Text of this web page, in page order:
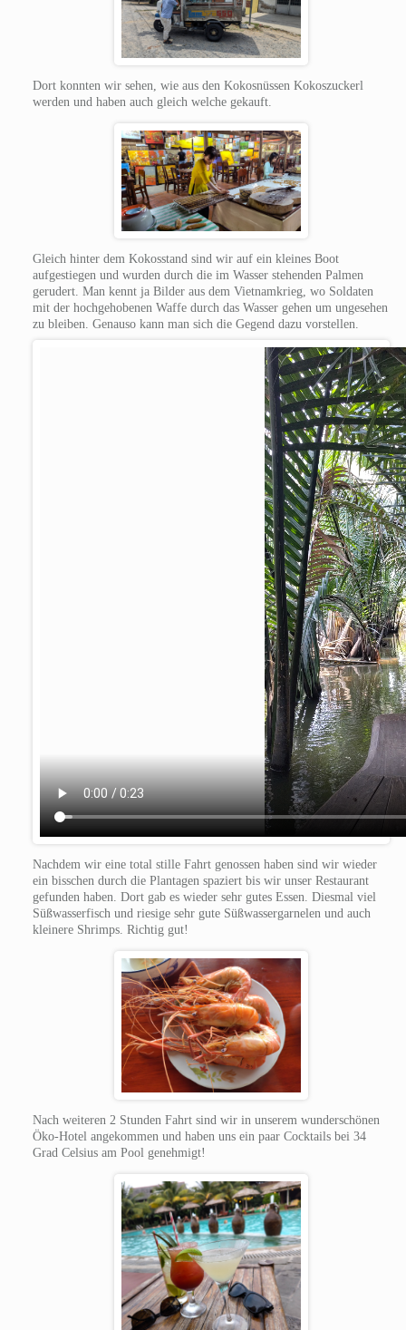
Dort konnten wir sehen, wie aus den Kokosnüssen Kokoszuckerl
werden und haben auch gleich welche gekauft.
Gleich hinter dem Kokosstand sind wir auf ein kleines Boot
aufgestiegen und wurden durch die im Wasser stehenden Palmen
gerudert. Man kennt ja Bilder aus dem Vietnamkrieg, wo Soldaten
mit der hochgehobenen Waffe durch das Wasser gehen um ungesehen
zu bleiben. Genauso kann man sich die Gegend dazu vorstellen.
Nachdem wir eine total stille Fahrt genossen haben sind wir wieder
ein bisschen durch die Plantagen spaziert bis wir unser Restaurant
gefunden haben. Dort gab es wieder sehr gutes Essen. Diesmal viel
Süßwasserfisch und riesige sehr gute Süßwassergarnelen und auch
kleinere Shrimps. Richtig gut!
Nach weiteren 2 Stunden Fahrt sind wir in unserem wunderschönen
Öko-Hotel angekommen und haben uns ein paar Cocktails bei 34
Grad Celsius am Pool genehmigt!